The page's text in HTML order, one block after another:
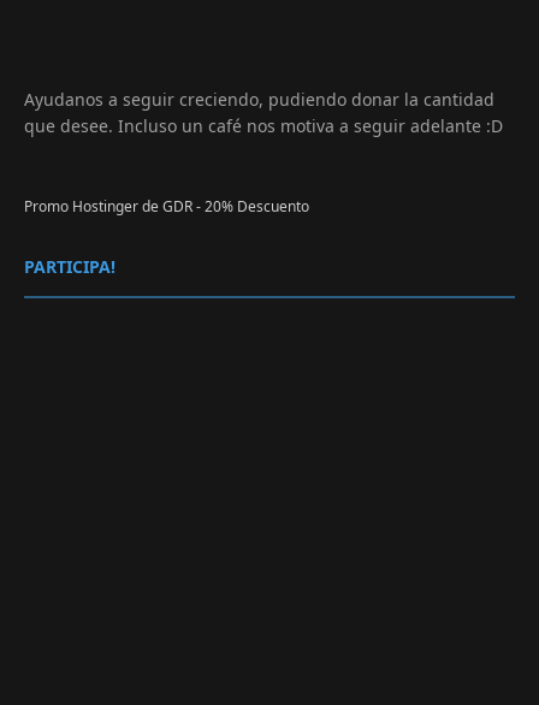
Ayudanos a seguir creciendo, pudiendo donar la cantidad
que desee. Incluso un café nos motiva a seguir adelante :D
Promo Hostinger de GDR - 20% Descuento
PARTICIPA!